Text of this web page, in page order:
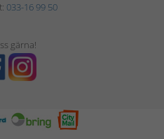
033-16 99 50
gärna!